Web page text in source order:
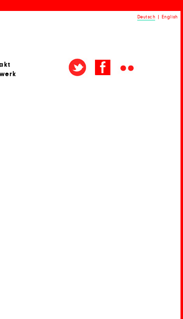
Deutsch English